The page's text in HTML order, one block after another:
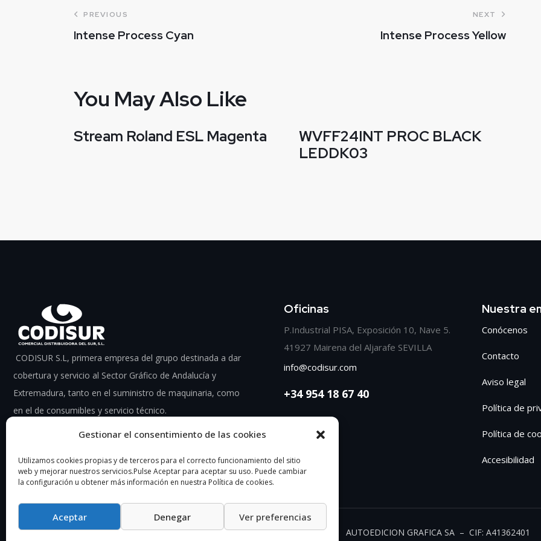
Gestionar el consentimiento de las cookies
Utilizamos cookies propias y de terceros para el correcto funcionamiento del sitio
web y mejorar nuestros servicios.Pulse Aceptar para aceptar su uso. Puede cambiar
la configuración u obtener más información en nuestra Política de cookies.
Aceptar Denegar Ver preferencias
PREVIOUS
Intense Process Cyan
NEXT
Intense Process Yellow
You May Also Like
Stream Roland ESL Magenta
WVFF24INT PROC BLACK
LEDDK03
CODISUR S.L, primera empresa del grupo destinada a dar
cobertura y servicio al Sector Gráfico de Andalucía y
Extremadura, tanto en el suministro de maquinaria, como
en el de consumibles y servicio técnico.
Oficinas
P.Industrial PISA, Exposición 10, Nave 5.
41927 Mairena del Aljarafe SEVILLA
info@codisur.com
+34 954 18 67 40
Nuestra
Conócenos
Contacto
Aviso legal
Política de
Política de
Accesibilidad
AUTOEDICION GRAFICA SA – CIF: A41362401